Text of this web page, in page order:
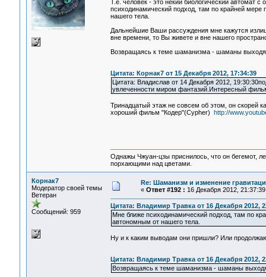
Т.е. человек - это некий биологический автомат
психодинамический подход, там по крайней
нашего тела.
Дальнейшие Ваши рассуждения мне кажутся
вне времени, то Вы живете и вне нашего
Возвращаясь к теме шаманизма - шаманы
Цитата: Корнак7 от 15 Декабря 2012, 17:34:39
Цитата: Владислав от 14 Декабря 2012,
увлеченности миром фантазий.Интересный
Тринадцатый этаж не совсем об этом, он скорей
хороший фильм "Кодер"(Cypher)
http://
Однажы Чжуан-цзы приснилось, что он бегемот,
порхающими над цветами.
Корнак7
Модератор своей темы
Ветеран
Сообщений: 959
Re: Шаманизм и изменение
« Ответ #192 : 16 Декабря 2012,
Цитата: Владимир Травка от 16 Декабря 2012,
Мне ближе психодинамический подход, там по
автономным от нашего тела.
Ну и к каким выводам они пришли? Или
Цитата: Владимир Травка от 16 Декабря 2012,
Возвращаясь к теме шаманизма - шаманы